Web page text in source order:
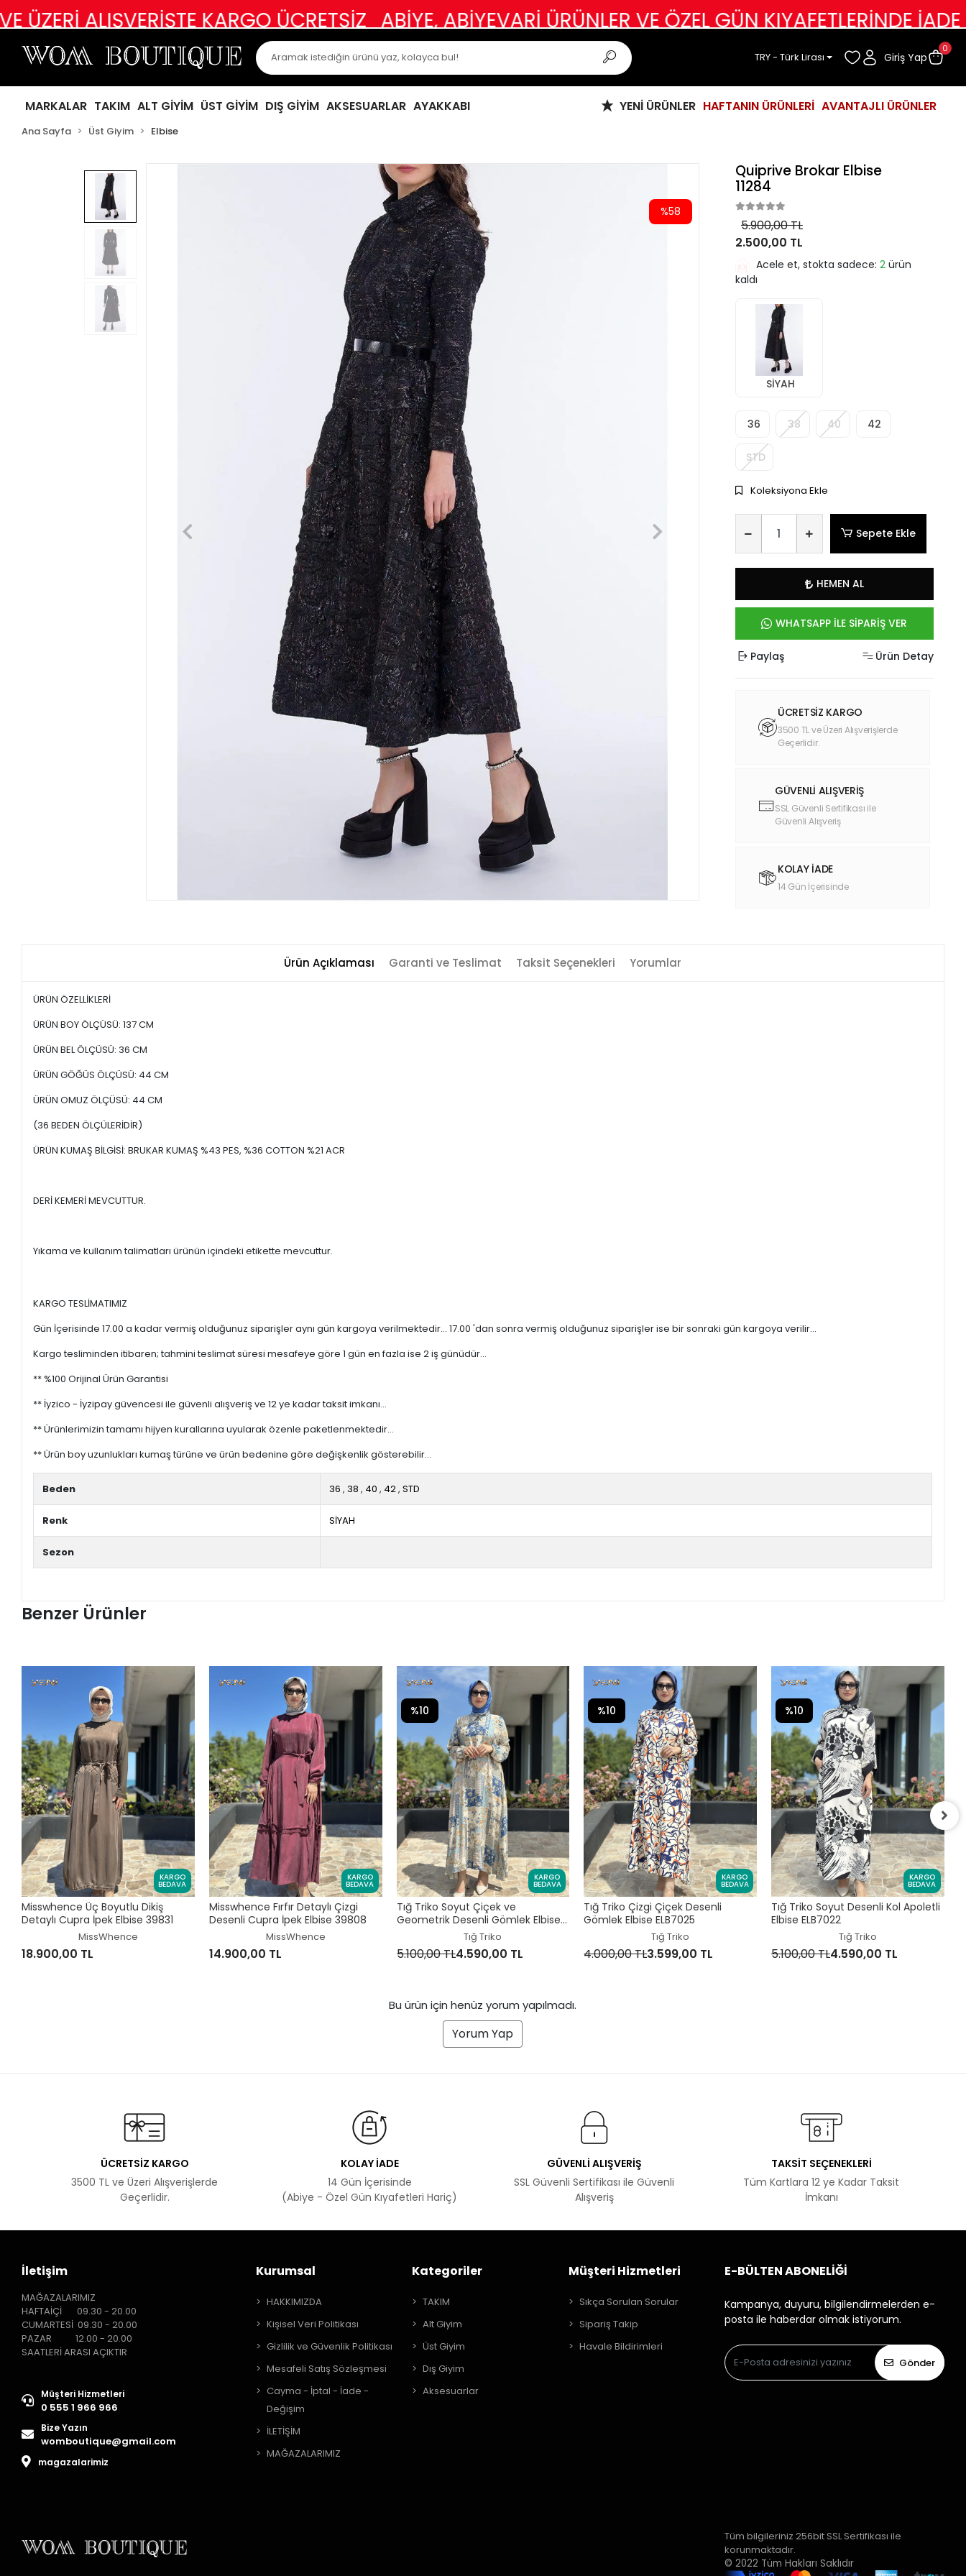
KARGO ÜCRETSİZ ABİYE, ABİYEVARİ ÜRÜNLER VE ÖZEL GÜN KIYAFETLERİNDE İADE
TRY - Türk Lirası Giriş Yap
0
MARKALAR TAKIM ALT GİYİM ÜST GİYİM DIŞ GİYİM AKSESUARLAR AYAKKABI YENİ ÜRÜNLER HAFTANIN ÜRÜNLERİ AVANTAJLI ÜRÜNLER
Ana Sayfa Üst Giyim Elbise
%58
Quiprive Brokar Elbise
11284
5.900,00 TL
2.500,00 TL
Acele et, stokta sadece: 2 ürün
kaldı
SİYAH
36 38 40 42
STD
Koleksiyona Ekle
Sepete Ekle
HEMEN AL
WHATSAPP İLE SİPARİŞ VER
Paylaş Ürün Detay
ÜCRETSİZ KARGO
3500 TL ve Üzeri Alışverişlerde
Geçerlidir.
GÜVENLİ ALIŞVERİŞ
SSL Güvenli Sertifikası ile
Güvenli Alışveriş
KOLAY İADE
14 Gün İçerisinde
Ürün Açıklaması Garanti ve Teslimat Taksit Seçenekleri Yorumlar
ÜRÜN ÖZELLİKLERİ
ÜRÜN BOY ÖLÇÜSÜ: 137 CM
ÜRÜN BEL ÖLÇÜSÜ: 36 CM
ÜRÜN GÖĞÜS ÖLÇÜSÜ: 44 CM
ÜRÜN OMUZ ÖLÇÜSÜ: 44 CM
(36 BEDEN ÖLÇÜLERİDİR)
ÜRÜN KUMAŞ BİLGİSİ: BRUKAR KUMAŞ %43 PES, %36 COTTON %21 ACR
DERİ KEMERİ MEVCUTTUR.
Yıkama ve kullanım talimatları ürünün içindeki etikette mevcuttur.
KARGO TESLİMATIMIZ
Gün İçerisinde 17.00 a kadar vermiş olduğunuz siparişler aynı gün kargoya verilmektedir... 17.00 'dan sonra vermiş olduğunuz siparişler ise bir sonraki gün kargoya verilir...
Kargo tesliminden itibaren; tahmini teslimat süresi mesafeye göre 1 gün en fazla ise 2 iş günüdür...
** %100 Orijinal Ürün Garantisi
** İyzico - İyzipay güvencesi ile güvenli alışveriş ve 12 ye kadar taksit imkanı...
** Ürünlerimizin tamamı hijyen kurallarına uyularak özenle paketlenmektedir...
** Ürün boy uzunlukları kumaş türüne ve ürün bedenine göre değişkenlik gösterebilir...
Beden 36 ,38 , 40 , 42,STD
Renk SİYAH
Sezon
Benzer Ürünler
KARGO
BEDAVA
Misswhence Üç Boyutlu Dikiş
Detaylı Cupra İpek Elbise 39831
MissWhence
18.900,00 TL
KARGO
BEDAVA
Misswhence Fırfır Detaylı Çizgi
Desenli Cupra İpek Elbise 39808
MissWhence
14.900,00 TL
KARGO
BEDAVA
Tığ Triko Soyut Çiçek ve
Geometrik Desenli Gömlek Elbise
Tığ Triko
5.100,00 TL4.590,00 TL
%10
KARGO
BEDAVA
Tığ Triko Çizgi Çiçek Desenli
Gömlek Elbise ELB7025
Tığ Triko
4.000,00 TL3.599,00 TL
%10
KARGO
BEDAVA
Tığ Triko Soyut Desenli Kol Apoletli
Elbise ELB7022
Tığ Triko
5.100,00 TL4.590,00 TL
%10
Bu ürün için henüz yorum yapılmadı.
Yorum Yap
ÜCRETSİZ KARGO
3500 TL ve Üzeri Alışverişlerde
Geçerlidir.
KOLAY İADE
14 Gün İçerisinde
(Abiye - Özel Gün Kıyafetleri Hariç)
GÜVENLİ ALIŞVERİŞ
SSL Güvenli Sertifikası ile Güvenli
Alışveriş
TAKSİT SEÇENEKLERİ
Tüm Kartlara 12 ye Kadar Taksit
İmkanı
İletişim
MAĞAZALARIMIZ
HAFTAİÇİ 09.30 - 20.00
CUMARTESİ 09.30 - 20.00
PAZAR 12.00 - 20.00
SAATLERİ ARASI AÇIKTIR
Müşteri Hizmetleri
0 555 1 966 966
Bize Yazın
womboutique@gmail.com
magazalarimiz
Kurumsal
HAKKIMIZDA
Kişisel Veri Politikası
Gizlilik ve Güvenlik Politikası
Mesafeli Satış Sözleşmesi
Cayma - İptal - İade -
Değişim
İLETİŞİM
MAĞAZALARIMIZ
Kategoriler
TAKIM
Alt Giyim
Üst Giyim
Dış Giyim
Aksesuarlar
Müşteri Hizmetleri
Sıkça Sorulan Sorular
Sipariş Takip
Havale Bildirimleri
E-BÜLTEN ABONELİĞİ
Kampanya, duyuru, bilgilendirmelerden e-
posta ile haberdar olmak istiyorum.
Gönder
Tüm bilgileriniz 256bit SSL Sertifikası ile
korunmaktadır.
© 2022 Tüm Hakları Saklıdır